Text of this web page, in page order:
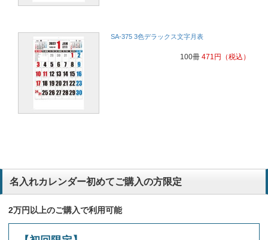
SA-375 3色デラックス文字月表
100冊 471 円 （税込）
名入れカレンダー初めてご購入の方限定
2万円以上のご購入で利用可能